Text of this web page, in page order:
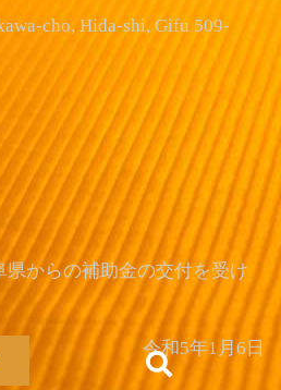
cho, Hida-shi, Gifu 509-
県からの補助金の交付を受け
令和5年1月6日